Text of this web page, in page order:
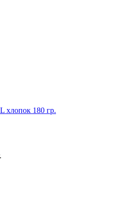
хлопок 180 гр.